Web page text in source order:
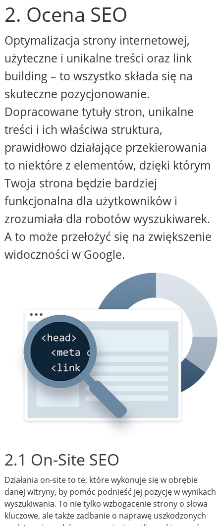
2. Ocena SEO
Optymalizacja strony internetowej,
użyteczne i unikalne treści oraz link
building – to wszystko składa się na
skuteczne pozycjonowanie.
Dopracowane tytuły stron, unikalne
treści i ich właściwa struktura,
prawidłowo działające przekierowania
to niektóre z elementów, dzięki którym
Twoja strona będzie bardziej
funkcjonalna dla użytkowników i
zrozumiała dla robotów wyszukiwarek.
A to może przełożyć się na zwiększenie
widoczności w Google.
2.1 On-Site SEO
Działania on-site to te, które wykonuje się w obrębie
danej witryny, by pomóc podnieść jej pozycję w wynikach
wyszukiwania. To nie tylko wzbogacenie strony o słowa
kluczowe, ale także zadbanie o naprawę uszkodzonych